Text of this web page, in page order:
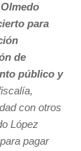
para
de
público y
con otros
López
pagar